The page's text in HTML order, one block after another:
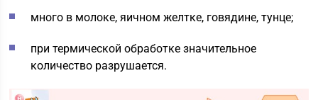
много в молоке, яичном желтке, говядине, тунце;
при термической обработке значительное
количество разрушается.